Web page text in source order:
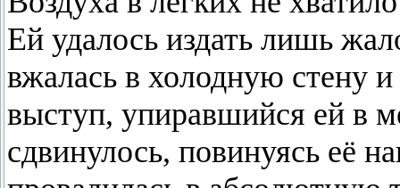
Ей удалось издать лишь
вжалась в холодную стену
выступ, упиравшийся ей в
сдвинулось, повинуясь её